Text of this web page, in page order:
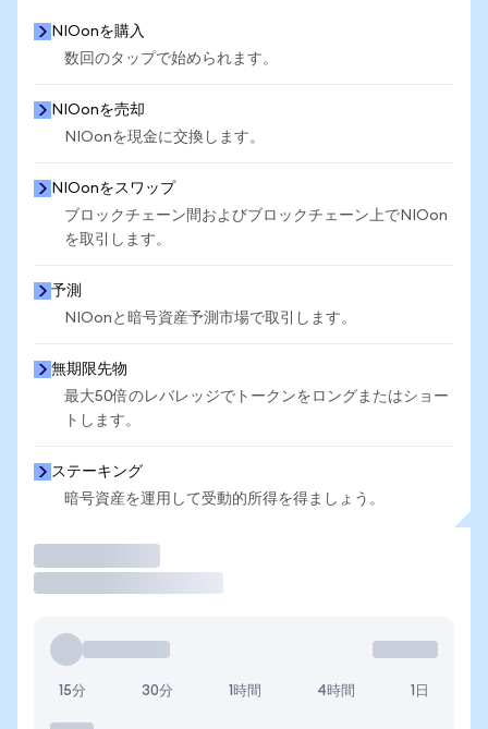
NIOonを購入
数回のタップで始められます。
NIOonを売却
NIOonを現金に交換します。
NIOonをスワップ
ブロックチェーン間およびブロックチェーン上でNIOon
を取引します。
予測
NIOonと暗号資産予測市場で取引します。
無期限先物
最大50倍のレバレッジでトークンをロングまたはショー
トします。
ステーキング
暗号資産を運用して受動的所得を得ましょう。
15分 30分 1時間 4時間 1日